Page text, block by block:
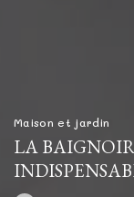
Maison et jardin
LA